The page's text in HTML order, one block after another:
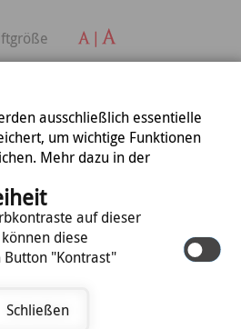
für
media GmbH
vereinbaren
ausschließlich essentielle
um wichtige Funktionen
Mehr dazu in der
auf dieser
diese
Button "Kontrast"
Schließen